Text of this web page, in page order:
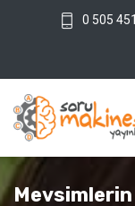
0 505
Mevsimlerin